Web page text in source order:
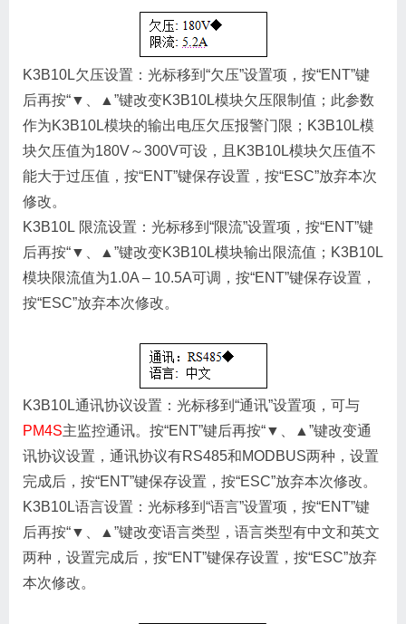
K3B10L欠压设置：光标移到“欠压”设置项，按“ENT”键
后再按“▼、▲”键改变K3B10L模块欠压限制值；此参数
作为K3B10L模块的输出电压欠压报警门限；K3B10L模
块欠压值为180V～300V可设，且K3B10L模块欠压值不
能大于过压值，按“ENT”键保存设置，按“ESC”放弃本次
修改。
K3B10L 限流设置：光标移到“限流”设置项，按“ENT”键
后再按“▼、▲”键改变K3B10L模块输出限流值；K3B10L
模块限流值为1.0A – 10.5A可调，按“ENT”键保存设置，
按“ESC”放弃本次修改。
K3B10L通讯协议设置：光标移到“通讯”设置项，可与
PM4S主监控通讯。按“ENT”键后再按“▼、▲”键改变通
讯协议设置，通讯协议有RS485和MODBUS两种，设置
完成后，按“ENT”键保存设置，按“ESC”放弃本次修改。
K3B10L语言设置：光标移到“语言”设置项，按“ENT”键
后再按“▼、▲”键改变语言类型，语言类型有中文和英文
两种，设置完成后，按“ENT”键保存设置，按“ESC”放弃
本次修改。